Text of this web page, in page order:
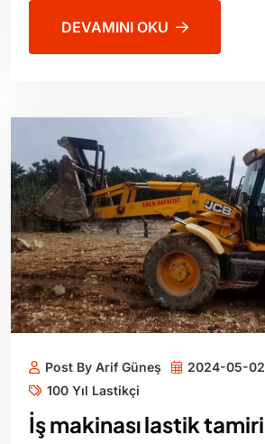
DEVAMINI OKU
Post By Arif Güneş
2024-05-02
100 Yıl Lastikçi
İş makinası lastik tamiri